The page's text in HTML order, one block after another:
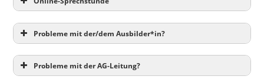
Probleme mit der/dem Ausbilder*in?
Probleme mit der AG-Leitung?